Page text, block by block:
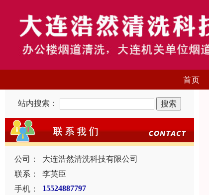
首页
站内搜索：
公司：
大连浩然清洗科技有限公司
联系：
李英臣
手机：
15524887797